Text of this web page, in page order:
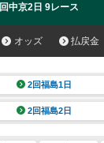
中京2日 9レース
オッズ 払戻金
2回福島1日
2回福島2日